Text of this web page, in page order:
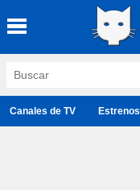
Canales de TV Estrenos